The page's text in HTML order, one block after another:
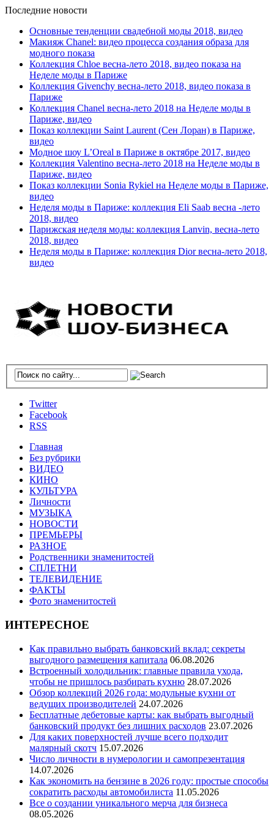
Последние новости
Основные тенденции свадебной моды 2018, видео
Макияж Chanel: видео процесса создания образа для
модного показа
Коллекция Chloe весна-лето 2018, видео показа на
Неделе моды в Париже
Коллекция Givenchy весна-лето 2018, видео показа в
Париже
Коллекция Chanel весна-лето 2018 на Неделе моды в
Париже, видео
Показ коллекции Saint Laurent (Сен Лоран) в Париже,
видео
Модное шоу L’Oreal в Париже в октябре 2017, видео
Коллекция Valentino весна-лето 2018 на Неделе моды в
Париже, видео
Показ коллекции Sonia Rykiel на Неделе моды в Париже,
видео
Неделя моды в Париже: коллекция Eli Saab весна -лето
2018, видео
Парижская неделя моды: коллекция Lanvin, весна-лето
2018, видео
Неделя моды в Париже: коллекция Dior весна-лето 2018,
видео
Twitter
Facebook
RSS
Главная
Без рубрики
ВИДЕО
КИНО
КУЛЬТУРА
Личности
МУЗЫКА
НОВОСТИ
ПРЕМЬЕРЫ
РАЗНОЕ
Родственники знаменитостей
СПЛЕТНИ
ТЕЛЕВИДЕНИЕ
ФАКТЫ
Фото знаменитостей
ИНТЕРЕСНОЕ
Как правильно выбрать банковский вклад: секреты
выгодного размещения капитала 06.08.2026
Встроенный холодильник: главные правила ухода,
чтобы не пришлось разбирать кухню 28.07.2026
Обзор коллекций 2026 года: модульные кухни от
ведущих производителей 24.07.2026
Бесплатные дебетовые карты: как выбрать выгодный
банковский продукт без лишних расходов 23.07.2026
Для каких поверхностей лучше всего подходит
малярный скотч 15.07.2026
Число личности в нумерологии и самопрезентация
14.07.2026
Как экономить на бензине в 2026 году: простые способы
сократить расходы автомобилиста 11.05.2026
Все о создании уникального мерча для бизнеса
08.05.2026